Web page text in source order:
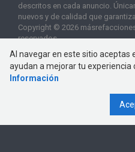
descritos en cada anuncio.
nuevos y de calidad que
Copyright © 2026
reservados
Al navegar en este sitio aceptas
ayudan a mejorar tu experiencia
Información